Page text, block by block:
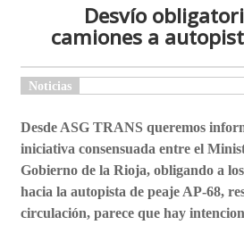
Desvío
camiones a
Noticias
Desde ASG TRANS queremos
iniciativa consensuada entre el
Gobierno de la Rioja, obligando a
hacia la autopista de peaje AP-68,
circulación, parece que hay